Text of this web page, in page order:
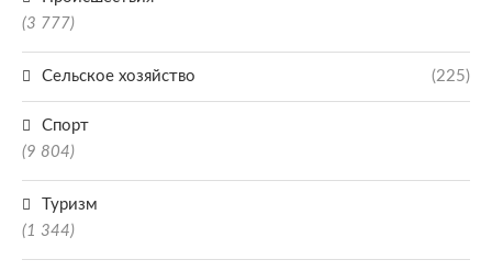
(3 777)
Сельское хозяйство (225)
Спорт
(9 804)
Туризм
(1 344)